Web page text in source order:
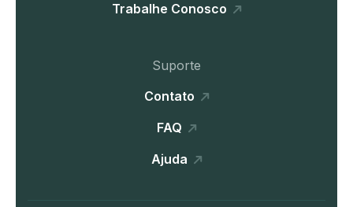
Trabalhe Conosco
Suporte
Contato
FAQ
Ajuda